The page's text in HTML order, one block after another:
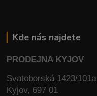
Kde nás najdete
PRODEJNA KYJOV
Svatoborská 1423/101a
Kyjov, 697 01